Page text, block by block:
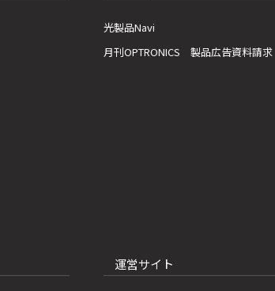
光製品Navi
月刊OPTRONICS 製品広告資料請求
運営サイト